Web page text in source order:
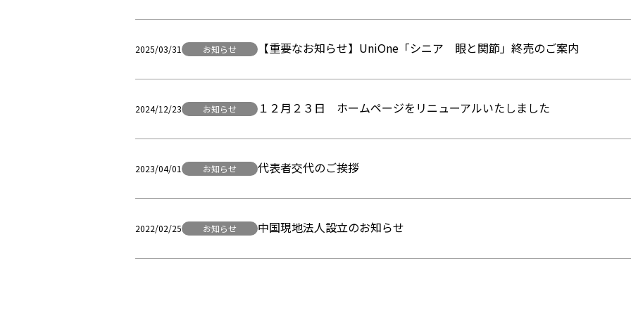
2025/03/31 お知らせ 【重要なお知らせ】UniOne「シニア 眼と関節」終売のご案内
2024/12/23 お知らせ １２月２３日 ホームページをリニューアルいたしました
2023/04/01 お知らせ 代表者交代のご挨拶
2022/02/25 お知らせ 中国現地法人設立のお知らせ